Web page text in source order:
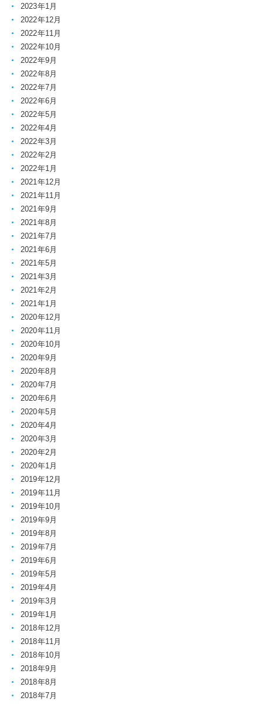
2023年1月
2022年12月
2022年11月
2022年10月
2022年9月
2022年8月
2022年7月
2022年6月
2022年5月
2022年4月
2022年3月
2022年2月
2022年1月
2021年12月
2021年11月
2021年9月
2021年8月
2021年7月
2021年6月
2021年5月
2021年3月
2021年2月
2021年1月
2020年12月
2020年11月
2020年10月
2020年9月
2020年8月
2020年7月
2020年6月
2020年5月
2020年4月
2020年3月
2020年2月
2020年1月
2019年12月
2019年11月
2019年10月
2019年9月
2019年8月
2019年7月
2019年6月
2019年5月
2019年4月
2019年3月
2019年1月
2018年12月
2018年11月
2018年10月
2018年9月
2018年8月
2018年7月